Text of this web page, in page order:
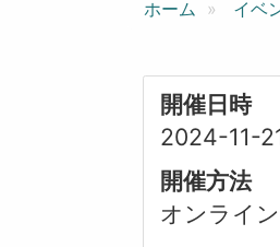
ホーム イベ
開催日時
2024-11-
開催方法
オンライ